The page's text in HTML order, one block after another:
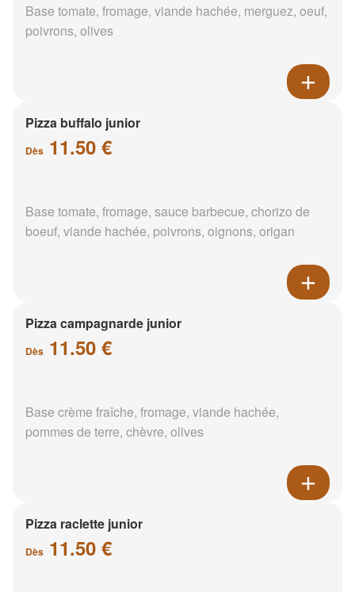
Base tomate, fromage, viande hachée, merguez, oeuf,
poivrons, olives
Pizza buffalo junior
Dès 11.50 €
Base tomate, fromage, sauce barbecue, chorizo de
boeuf, viande hachée, poivrons, oignons, origan
Pizza campagnarde junior
Dès 11.50 €
Base crème fraîche, fromage, viande hachée,
pommes de terre, chèvre, olives
Pizza raclette junior
Dès 11.50 €